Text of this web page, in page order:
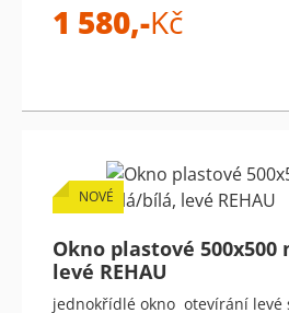
1 580,-Kč
NOVÉ
Okno plastové
levé REHAU
jednokřídlé okno otevírání levé